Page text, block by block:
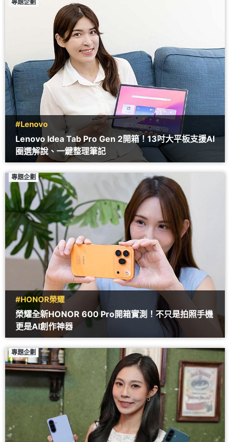
專題企劃
#Lenovo
Lenovo Idea Tab Pro Gen 2開箱！13吋大平板支援AI
圈選解說、一鍵整理筆記
專題企劃
#HONOR榮耀
榮耀全新HONOR 600 Pro開箱實測！不只是拍照手機
更是AI創作神器
專題企劃